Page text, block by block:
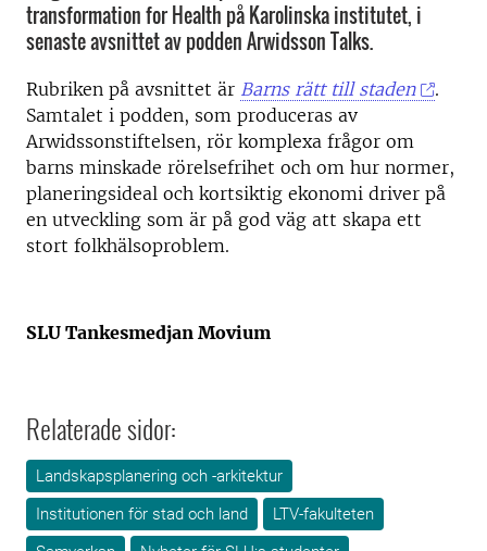
transformation for Health på Karolinska institutet, i
senaste avsnittet av podden Arwidsson Talks.
Rubriken på avsnittet är Barns rätt till staden
.
Samtalet i podden, som produceras av
Arwidssonstiftelsen, rör komplexa frågor om
barns minskade rörelsefrihet och om hur normer,
planeringsideal och kortsiktig ekonomi driver på
en utveckling som är på god väg att skapa ett
stort folkhälsoproblem.
SLU Tankesmedjan Movium
Relaterade sidor:
Landskapsplanering och -arkitektur
Institutionen för stad och land
LTV-fakulteten